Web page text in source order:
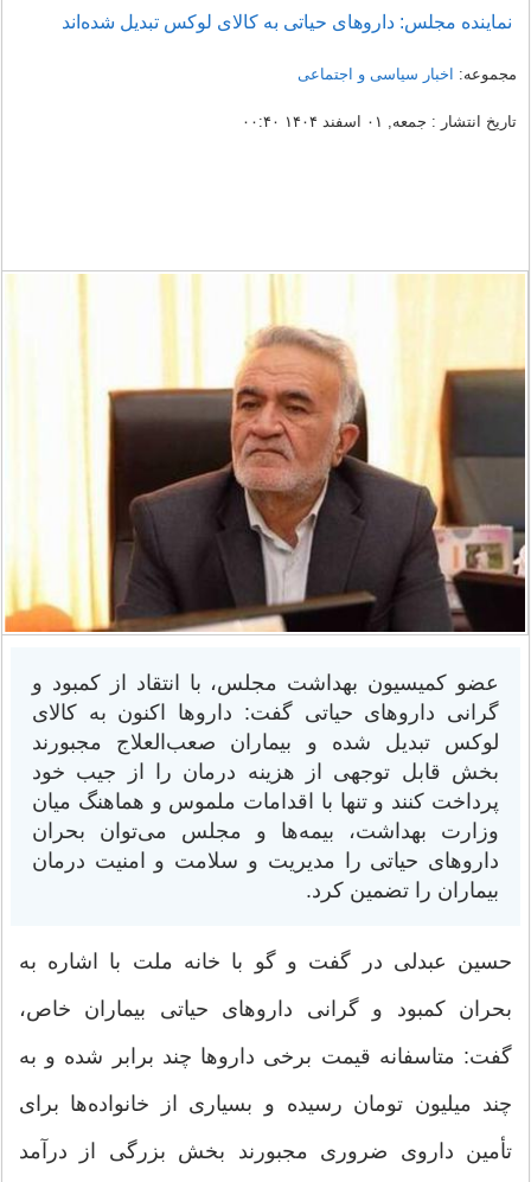
نماینده مجلس: داروهای حیاتی به کالای لوکس تبدیل شده‌اند
مجموعه: اخبار سیاسی و اجتماعی
تاریخ انتشار : جمعه, ۰۱ اسفند ۱۴۰۴ ۰۰:۴۰
عضو کمیسیون بهداشت مجلس، با انتقاد از کمبود و
گرانی داروهای حیاتی گفت: داروها اکنون به کالای
لوکس تبدیل شده و بیماران صعب‌العلاج مجبورند
بخش قابل توجهی از هزینه درمان را از جیب خود
پرداخت کنند و تنها با اقدامات ملموس و هماهنگ میان
وزارت بهداشت، بیمه‌ها و مجلس می‌توان بحران
داروهای حیاتی را مدیریت و سلامت و امنیت درمان
بیماران را تضمین کرد.
حسین عبدلی در گفت و گو با خانه ملت با اشاره به
بحران کمبود و گرانی داروهای حیاتی بیماران خاص،
گفت: متاسفانه قیمت برخی داروها چند برابر شده و به
چند میلیون تومان رسیده و بسیاری از خانواده‌ها برای
تأمین داروی ضروری مجبورند بخش بزرگی از درآمد